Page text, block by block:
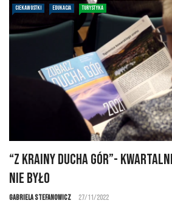
CIEKAWOSTKI EDUKACJA TURYSTYKA
“Z Krainy Ducha Gór”-
nie było
Gabriela Stefanowicz 27/11/2022